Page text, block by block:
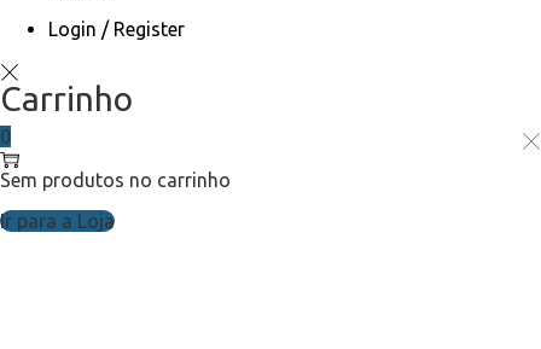
Login / Register
Carrinho
0
Sem produtos no carrinho
Ir para a Loja